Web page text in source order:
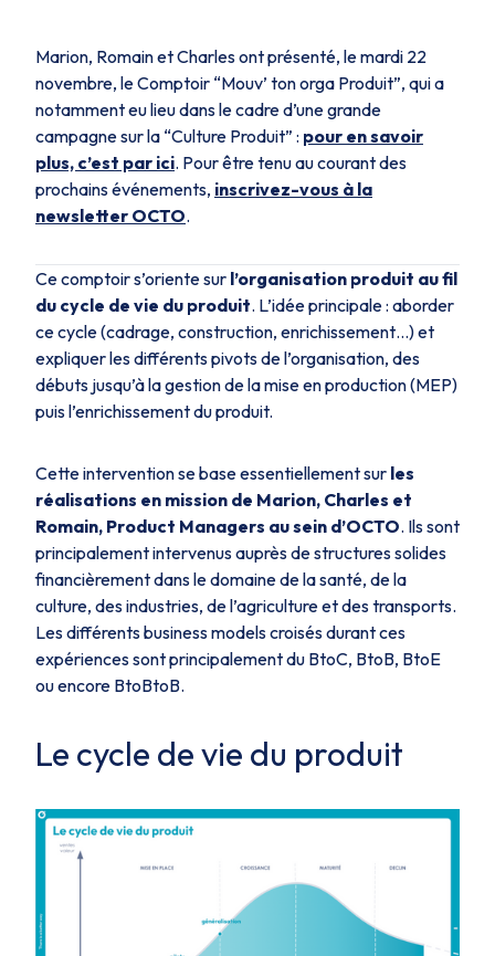
Marion, Romain et Charles ont présenté, le mardi 22
novembre, le Comptoir “Mouv’ ton orga Produit”, qui a
notamment eu lieu dans le cadre d’une grande
campagne sur la “Culture Produit” : pour en savoir
plus, c’est par ici. Pour être tenu au courant des
prochains événements, inscrivez-vous à la
newsletter OCTO.
Ce comptoir s’oriente sur l’organisation produit au fil
du cycle de vie du produit. L’idée principale : aborder
ce cycle (cadrage, construction, enrichissement…) et
expliquer les différents pivots de l’organisation, des
débuts jusqu’à la gestion de la mise en production (MEP)
puis l’enrichissement du produit.
Cette intervention se base essentiellement sur les
réalisations en mission de Marion, Charles et
Romain, Product Managers au sein d’OCTO. Ils sont
principalement intervenus auprès de structures solides
financièrement dans le domaine de la santé, de la
culture, des industries, de l’agriculture et des transports.
Les différents business models croisés durant ces
expériences sont principalement du BtoC, BtoB, BtoE
ou encore BtoBtoB.
Le cycle de vie du produit